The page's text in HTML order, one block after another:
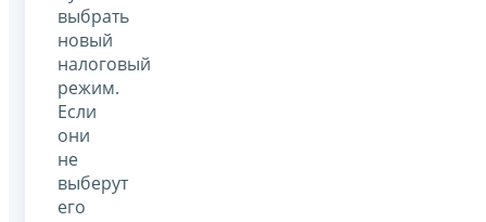
выбрать
новый
налоговый
режим.
Если
они
не
выберут
его